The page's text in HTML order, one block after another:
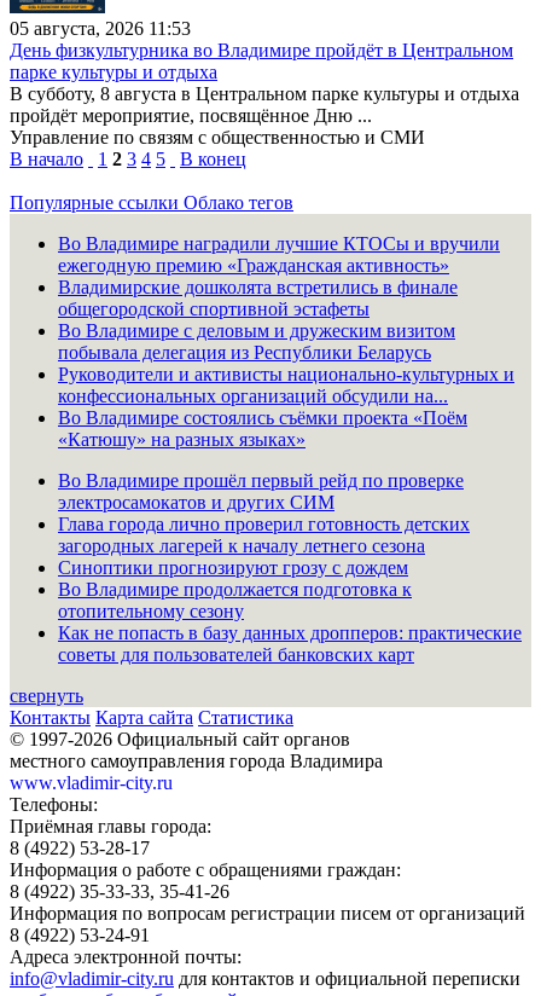
05 августа, 2026 11:53
День физкультурника во Владимире пройдёт в Центральном
парке культуры и отдыха
В субботу, 8 августа в Центральном парке культуры и отдыха
пройдёт мероприятие, посвящённое Дню ...
Управление по связям с общественностью и СМИ
В начало
1 2 3 4 5 В конец
Популярные ссылки Облако тегов
Во Владимире наградили лучшие КТОСы и вручили
ежегодную премию «Гражданская активность»
Владимирские дошколята встретились в финале
общегородской спортивной эстафеты
Во Владимире с деловым и дружеским визитом
побывала делегация из Республики Беларусь
Руководители и активисты национально-культурных и
конфессиональных организаций обсудили на...
Во Владимире состоялись съёмки проекта «Поём
«Катюшу» на разных языках»
Во Владимире прошёл первый рейд по проверке
электросамокатов и других СИМ
Глава города лично проверил готовность детских
загородных лагерей к началу летнего сезона
Синоптики прогнозируют грозу с дождем
Во Владимире продолжается подготовка к
отопительному сезону
Как не попасть в базу данных дропперов: практические
советы для пользователей банковских карт
свернуть
Контакты Карта сайта Статистика
© 1997-2026 Официальный сайт органов
местного самоуправления города Владимира
www.vladimir-city.ru
Телефоны:
Приёмная главы города:
8 (4922) 53-28-17
Информация о работе с обращениями граждан:
8 (4922) 35-33-33, 35-41-26
Информация по вопросам регистрации писем от организаций
8 (4922) 53-24-91
Адреса электронной почты:
info@vladimir-city.ru для контактов и официальной переписки